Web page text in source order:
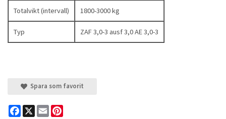
Totalvikt (intervall) 1800-3000 kg
Typ ZAF 3,0-3 ausf 3,0 AE 3,0-3
Spara som favorit
Facebook
X Email